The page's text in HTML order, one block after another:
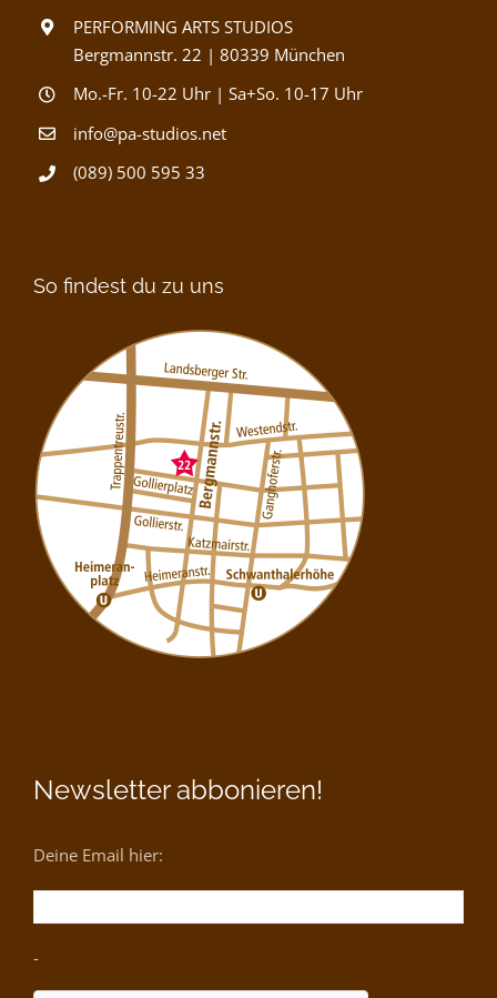
PERFORMING ARTS STUDIOS
Bergmannstr. 22 | 80339 München
Mo.-Fr. 10-22 Uhr | Sa+So. 10-17 Uhr
info@pa-studios.net
(089) 500 595 33
So findest du zu uns
Newsletter abbonieren!
Deine Email hier:
-